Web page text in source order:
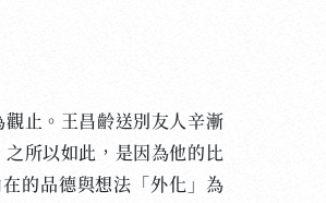
止。王昌齡送別友人辛漸
所以如此，是因為他的比
的品德與想法「外化」為